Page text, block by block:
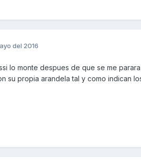
del 2016
lo monte despues de que se me
su propia arandela tal y como indican